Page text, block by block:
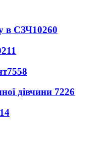
в СЗЧ10260
7558
дівчини 7226